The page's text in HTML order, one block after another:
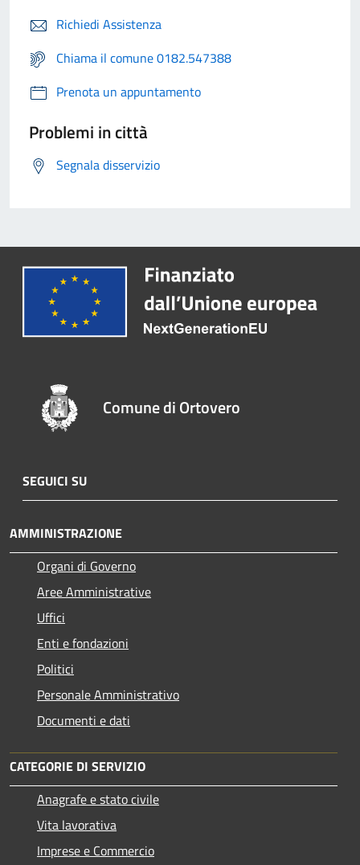
Richiedi Assistenza
Chiama il comune 0182.547388
Prenota un appuntamento
Problemi in città
Segnala disservizio
Comune di Ortovero
SEGUICI SU
AMMINISTRAZIONE
Organi di Governo
Aree Amministrative
Uffici
Enti e fondazioni
Politici
Personale Amministrativo
Documenti e dati
CATEGORIE DI SERVIZIO
Anagrafe e stato civile
Vita lavorativa
Imprese e Commercio